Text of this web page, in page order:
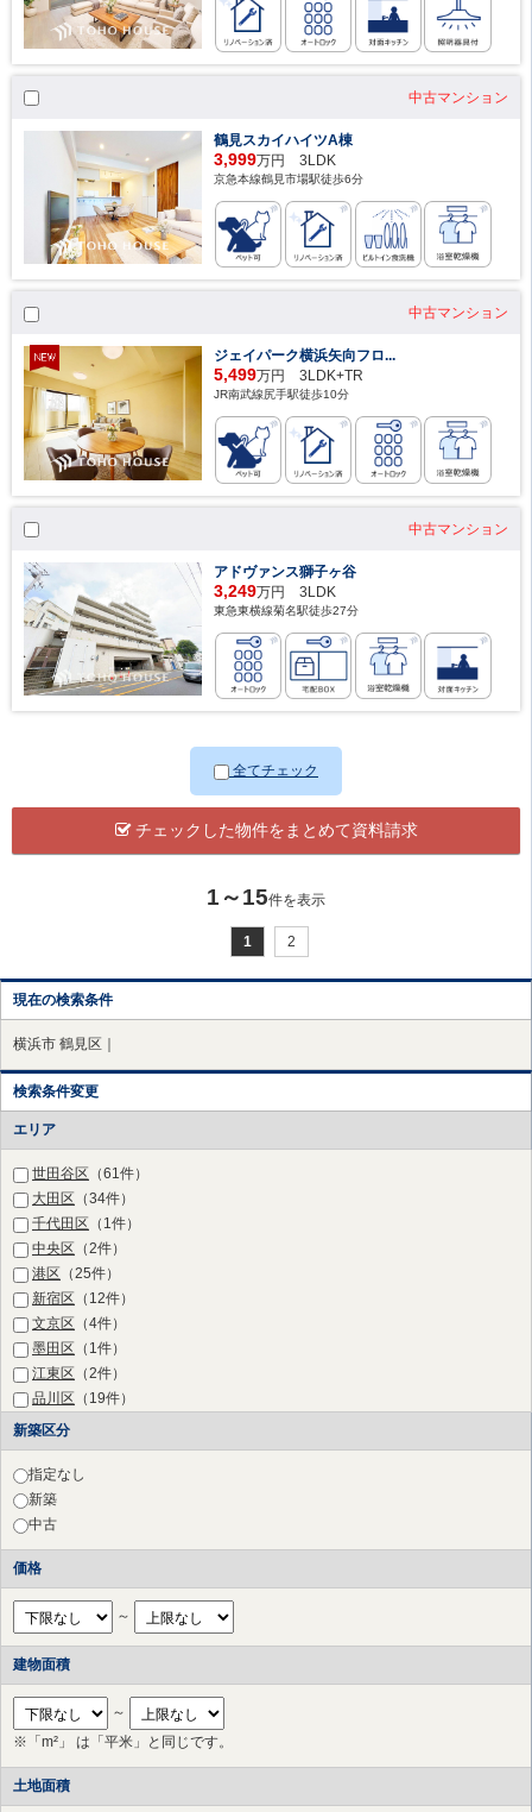
中古マンション
鶴見スカイハイツA棟
3,999万円 3LDK
京急本線鶴見市場駅徒歩6分
中古マンション
ジェイパーク横浜矢向フロ...
5,499万円 3LDK+TR
JR南武線尻手駅徒歩10分
中古マンション
アドヴァンス獅子ヶ谷
3,249万円 3LDK
東急東横線菊名駅徒歩27分
全てチェック
チェックした物件をまとめて資料請求
1～15件を表示
1 2
現在の検索条件
横浜市 鶴見区｜
検索条件変更
エリア
世田谷区 （61件）
大田区 （34件）
千代田区 （1件）
中央区 （2件）
港区 （25件）
新宿区 （12件）
文京区 （4件）
墨田区 （1件）
江東区 （2件）
品川区 （19件）
目黒区
渋谷区（27件）
中野区（2件）
杉並区
豊島区
練馬区（1件）
三鷹市
府中市（11件）
調布市（17件）
町田市（10件）
小金井市
国立市（2件）
狛江市（3件）
多摩市 （17件）
川崎市 高津区
新築区分
指定なし
新築
中古
価格
～
建物面積
～
※「m²」 は「平米」と同じです。
土地面積